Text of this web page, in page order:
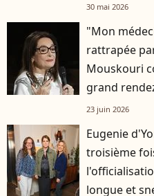
30 mai 2026
"Mon
rattrapée
Mouskouri
grand
23 juin 2026
Eugenie
troisième
longue et